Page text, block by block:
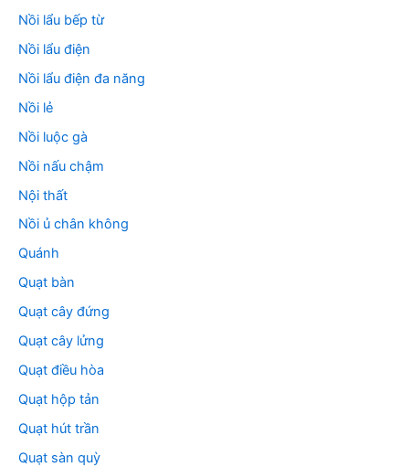
Nồi lẩu bếp từ
Nồi lẩu điện
Nồi lẩu điện đa năng
Nồi lẻ
Nồi luộc gà
Nồi nấu chậm
Nội thất
Nồi ủ chân không
Quánh
Quạt bàn
Quạt cây đứng
Quạt cây lửng
Quạt điều hòa
Quạt hộp tản
Quạt hút trần
Quạt sàn quỳ